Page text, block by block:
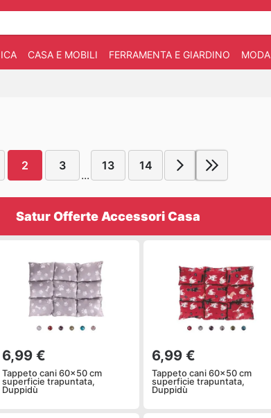
CASA E MOBILI FERRAMENTA E GIARDINO MODA
2 3
...
13 14
Satur Offerte Accessori Casa
6,99 €
Tappeto cani 60x50 cm
superficie trapuntata,
Duppidù
6,99 €
Tappeto cani 60x50 cm
superficie trapuntata,
Duppidù